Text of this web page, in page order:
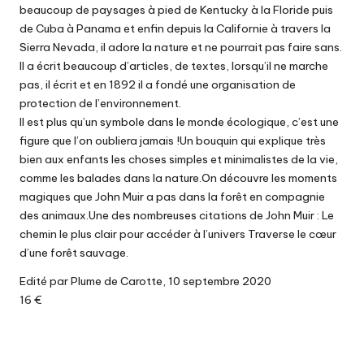
beaucoup de paysages à pied de Kentucky à la Floride puis
de Cuba à Panama et enfin depuis la Californie à travers la
Sierra Nevada, il adore la nature et ne pourrait pas faire sans.
Il a écrit beaucoup d’articles, de textes, lorsqu’il ne marche
pas, il écrit et en 1892 il a fondé une organisation de
protection de l’environnement.
Il est plus qu’un symbole dans le monde écologique, c’est une
figure que l’on oubliera jamais !Un bouquin qui explique très
bien aux enfants les choses simples et minimalistes de la vie,
comme les balades dans la nature.On découvre les moments
magiques que John Muir a pas dans la forêt en compagnie
des animaux.Une des nombreuses citations de John Muir : Le
chemin le plus clair pour accéder à l’univers Traverse le cœur
d’une forêt sauvage.
Edité par Plume de Carotte, 10 septembre 2020
16 €